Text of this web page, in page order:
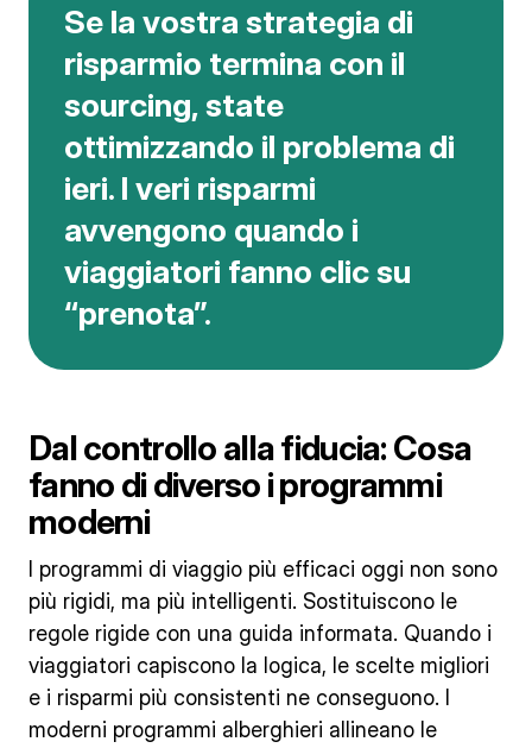
Se la vostra strategia di
risparmio termina con il
sourcing, state
ottimizzando il problema di
ieri. I veri risparmi
avvengono quando i
viaggiatori fanno clic su
“prenota”.
Dal controllo alla fiducia: Cosa
fanno di diverso i programmi
moderni
I programmi di viaggio più efficaci oggi non sono
più rigidi, ma più intelligenti. Sostituiscono le
regole rigide con una guida informata. Quando i
viaggiatori capiscono la logica, le scelte migliori
e i risparmi più consistenti ne conseguono. I
moderni programmi alberghieri allineano le